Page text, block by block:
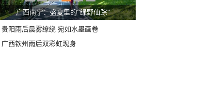
广西南宁：盛夏里的“绿野仙踪”
贵阳雨后晨雾缭绕 宛如水墨画卷
广西钦州雨后双彩虹现身